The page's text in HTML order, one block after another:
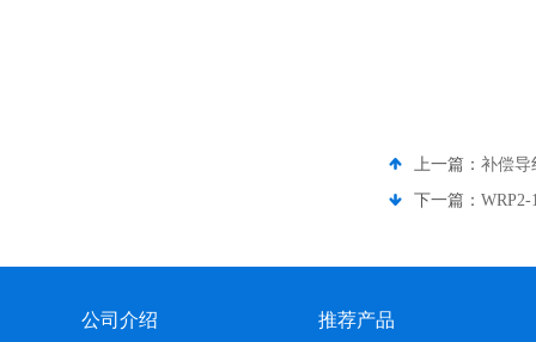
上一篇： 补偿导
下一篇：
公司介绍 推荐产品